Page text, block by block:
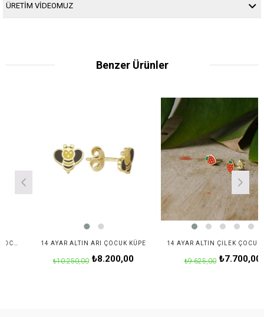
ÜRETİM VİDEOMUZ
Benzer Ürünler
14 AYAR ALTIN ARI ÇOCUK KÜPE
₺8.200,00
₺10.250,00 ₺7.700,00
₺9.625,00